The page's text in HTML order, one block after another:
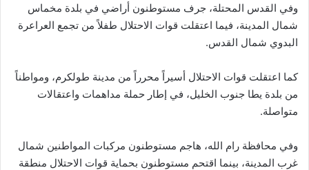
وفي القدس المحتلة، جرف مستوطنون أراضي في بلدة مخماس
شمال المدينة، فيما اعتقلت قوات الاحتلال طفلاً من تجمع العراعرة
البدوي شمال القدس.
كما اعتقلت قوات الاحتلال أسيراً محرراً من مدينة طولكرم، ومواطناً
من بلدة يطا جنوب الخليل، في إطار حملة مداهمات واعتقالات
متواصلة.
وفي محافظة رام الله، هاجم مستوطنون مركبات المواطنين شمال
غرب المدينة، بينما اقتحم مستوطنون بحماية قوات الاحتلال منطقة